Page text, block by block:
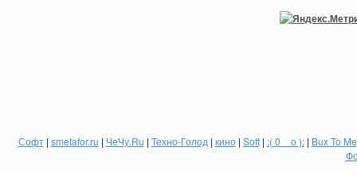
Софт| smetafor.ru | ЧеЧу.Ru | Техно-Голод | кино| Soft| :( 0 _ о ):| Bux To Me